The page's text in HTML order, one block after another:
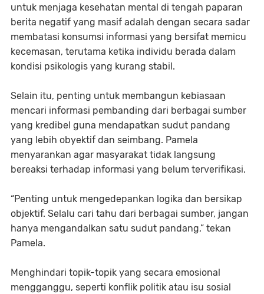
untuk menjaga kesehatan mental di tengah paparan
berita negatif yang masif adalah dengan secara sadar
membatasi konsumsi informasi yang bersifat memicu
kecemasan, terutama ketika individu berada dalam
kondisi psikologis yang kurang stabil.
Selain itu, penting untuk membangun kebiasaan
mencari informasi pembanding dari berbagai sumber
yang kredibel guna mendapatkan sudut pandang
yang lebih obyektif dan seimbang. Pamela
menyarankan agar masyarakat tidak langsung
bereaksi terhadap informasi yang belum terverifikasi.
“Penting untuk mengedepankan logika dan bersikap
objektif. Selalu cari tahu dari berbagai sumber, jangan
hanya mengandalkan satu sudut pandang,” tekan
Pamela.
Menghindari topik-topik yang secara emosional
mengganggu, seperti konflik politik atau isu sosial